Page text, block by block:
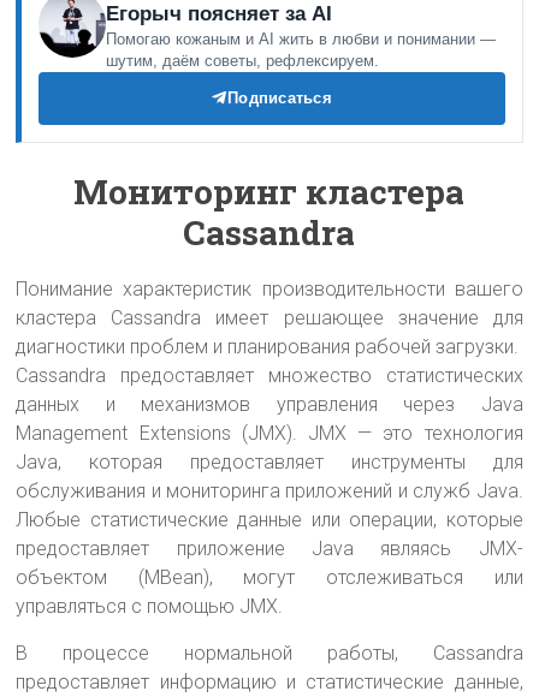
Егорыч поясняет за AI
Помогаю кожаным и AI жить в любви и понимании —
шутим, даём советы, рефлексируем.
Подписаться
Мониторинг кластера
Cassandra
Понимание характеристик производительности вашего
кластера Cassandra имеет решающее значение для
диагностики проблем и планирования рабочей загрузки.
Cassandra предоставляет множество статистических
данных и механизмов управления через Java
Management Extensions (JMX). JMX — это технология
Java, которая предоставляет инструменты для
обслуживания и мониторинга приложений и служб Java.
Любые статистические данные или операции, которые
предоставляет приложение Java являясь JMX-
объектом (MBean), могут отслеживаться или
управляться с помощью JMX.
В процессе нормальной работы, Cassandra
предоставляет информацию и статистические данные,